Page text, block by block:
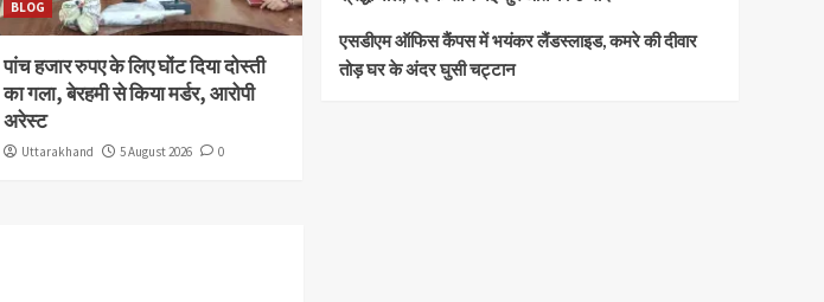
BLOG
पांच हजार रुपए के लिए घोंट दिया दोस्ती
का गला, बेरहमी से किया मर्डर, आरोपी
अरेस्ट
Uttarakhand 5 August 2026 0
एसडीएम ऑफिस कैंपस में भयंकर लैंडस्लाइड, कमरे की दीवार
तोड़ घर के अंदर घुसी चट्टान